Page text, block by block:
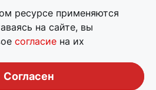
ресурсе применяются
на сайте, вы
согласие на их
Согласен
после сигнала